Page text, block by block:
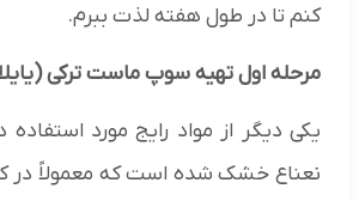
کنم تا در طول هفته لذت ببرم.
مرحله اول تهیه سوپ ماست ترکی
یکی دیگر از مواد رایج مورد استفاده
نعناع خشک شده است که معمولاً در